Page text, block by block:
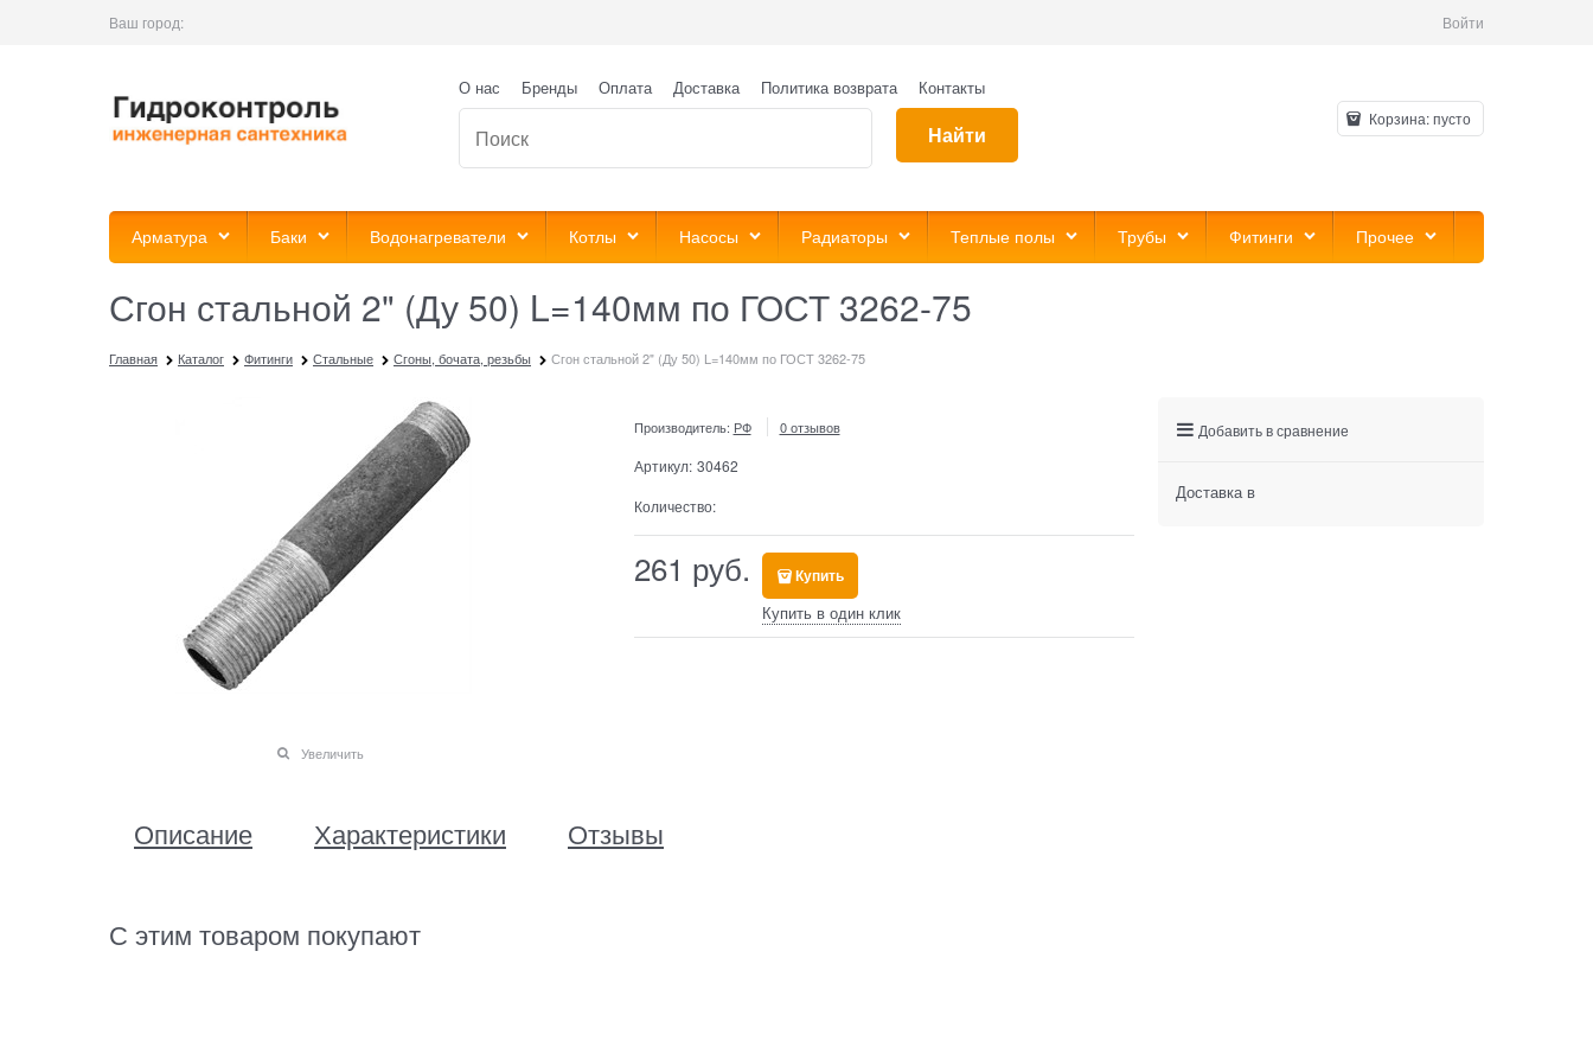
Ваш город: Войти
О нас Бренды Оплата Доставка Политика возврата Контакты
Найти
Корзина:пусто
Арматура Баки Водонагреватели Котлы Насосы Радиаторы Теплые полы Трубы Фитинги Прочее
Сгон стальной 2" (Ду 50) L=140мм по ГОСТ 3262-75
Главная Каталог Фитинги Стальные Сгоны, бочата, резьбы Сгон стальной 2" (Ду 50) L=140мм по ГОСТ 3262-75
Увеличить
Производитель: РФ 0 отзывов
Артикул: 30462
Количество:
261 руб. Купить
Купить в один клик
Описание Характеристики Отзывы
С этим товаром покупают
Добавить в сравнение
Доставка в